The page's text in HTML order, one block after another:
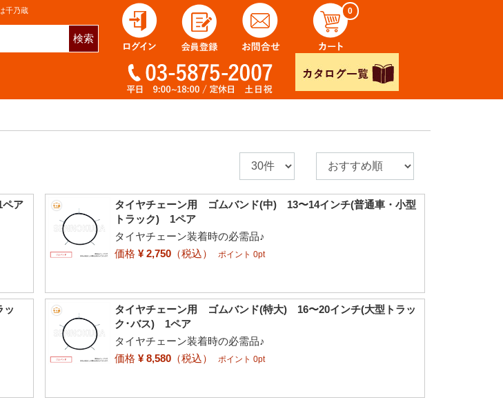
千乃蔵
検索
0
ア
タイヤチェーン用 ゴムバンド(中) 13〜14インチ(普通車・小型
トラック) 1ペア
タイヤチェーン装着時の必需品♪
価格 ¥ 2,750 （税込） ポイント 0pt
ッ
タイヤチェーン用 ゴムバンド(特大) 16〜20インチ(大型トラッ
ク･バス) 1ペア
タイヤチェーン装着時の必需品♪
価格 ¥ 8,580 （税込） ポイント 0pt